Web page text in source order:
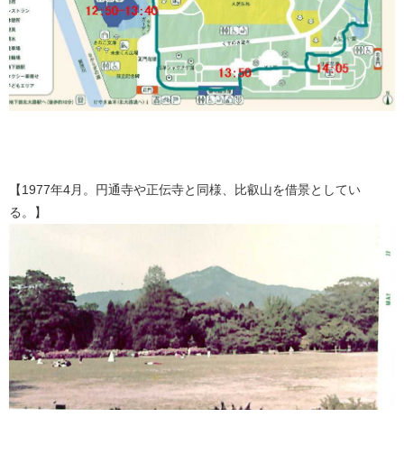
【1977年4月。円通寺や正伝寺と同様、比叡山を借景としてい
る。】